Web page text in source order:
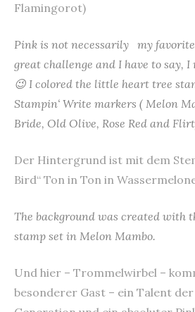
Flamingorot)
Pink is not necessarily my
great challenge and I have to say,
😉 I colored the little heart tree
Stampin‘ Write markers ( Melon
Bride, Old Olive, Rose Red and
Der Hintergrund ist mit dem
Bird“ Ton in Ton in
The background was created with
stamp set in Melon Mambo.
Und hier – Trommelwirbel –
besonderer Gast – ein Talent